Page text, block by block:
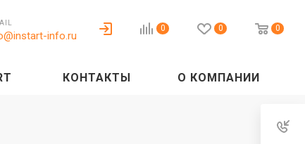
info.ru
0 0 0
КОНТАКТЫ О КОМПАНИИ